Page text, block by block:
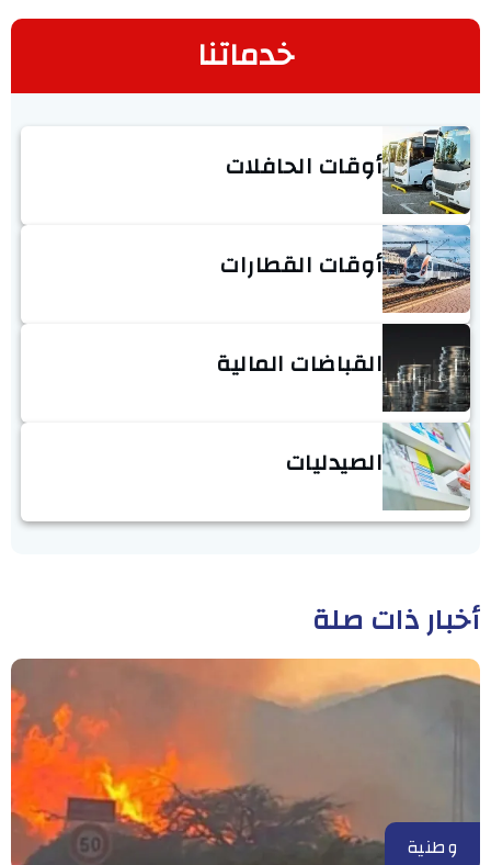
خدماتنا
أوقات الحافلات
أوقات القطارات
القباضات المالية
الصيدليات
أخبار ذات صلة
وطنية